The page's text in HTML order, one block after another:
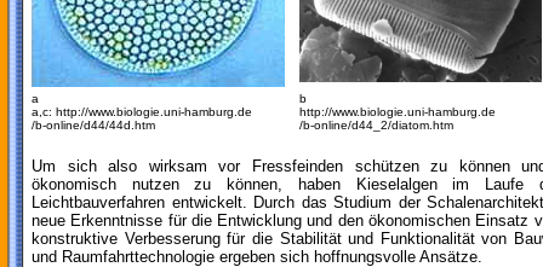
a
a,c: http://www.biologie.uni-hamburg.de
/b-online/d44/44d.htm
b
http://www.biologie.uni-hamburg.de
/b-online/d44_2/diatom.htm
Um sich also wirksam vor Fressfeinden schützen zu können
ökonomisch nutzen zu können, haben Kieselalgen im Laufe
Leichtbauverfahren entwickelt. Durch das Studium der
neue Erkenntnisse für die Entwicklung und den ökonomischen Einsatz
konstruktive Verbesserung für die Stabilität und Funktionalität von
und Raumfahrttechnologie ergeben sich hoffnungsvolle Ansätze.